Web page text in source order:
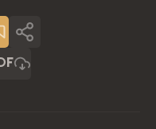
МРАМОР 2,0 CM
₴ /
₴